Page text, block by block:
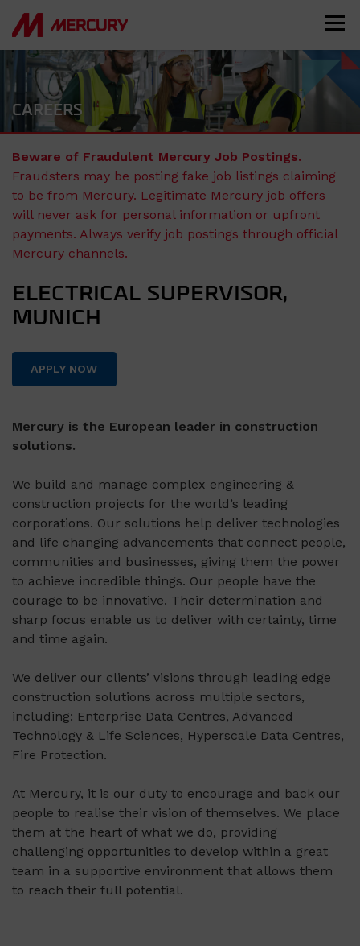
CAREERS
Beware of Fraudulent Mercury Job Postings.
Fraudsters may be posting fake job listings claiming
to be from Mercury. Legitimate Mercury job offers
will never ask for personal information or upfront
payments. Always verify job postings through official
Mercury channels.
ELECTRICAL SUPERVISOR,
MUNICH
APPLY NOW
Mercury is the European leader in construction
solutions.
We build and manage complex engineering &
construction projects for the world’s leading
corporations. Our solutions help deliver technologies
and life changing advancements that connect people,
communities and businesses, giving them the power
to achieve incredible things. Our people have the
courage to be innovative. Their determination and
sharp focus enable us to deliver with certainty, time
and time again.
We deliver our clients’ visions through leading edge
construction solutions across multiple sectors,
including: Enterprise Data Centres, Advanced
Technology & Life Sciences, Hyperscale Data Centres,
Fire Protection.
At Mercury, it is our duty to encourage and back our
people to realise their vision of themselves. We place
them at the heart of what we do, providing
challenging opportunities to develop within a great
team in a supportive environment that allows them
to reach their full potential.